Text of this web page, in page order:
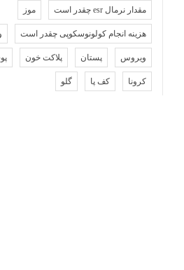
مقدار نرمال esr چقدر است موز
هزینه انجام کولونوسکوپی چقدر است
ویروس پستان پلاکت خون
کرونا کف پا گلو